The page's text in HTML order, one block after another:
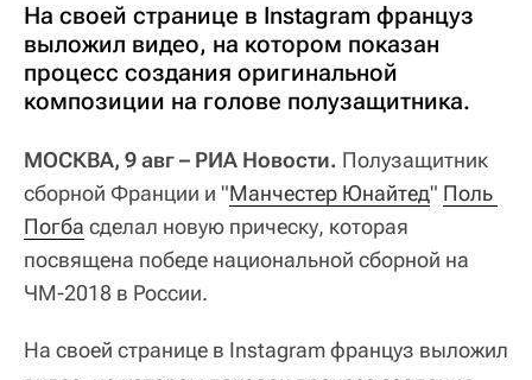
На своей странице в Instagram француз
выложил видео, на котором показан
процесс создания оригинальной
композиции на голове полузащитника.
МОСКВА, 9 авг – РИА Новости. Полузащитник
сборной Франции и "Манчестер Юнайтед" Поль
Погба сделал новую прическу, которая
посвящена победе национальной сборной на
ЧМ-2018 в России.
На своей странице в Instagram француз выложил